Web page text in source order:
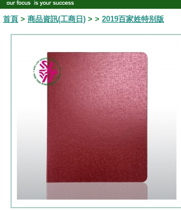
首頁 > 商品資訊(工商日) > > 2019百家姓特别版